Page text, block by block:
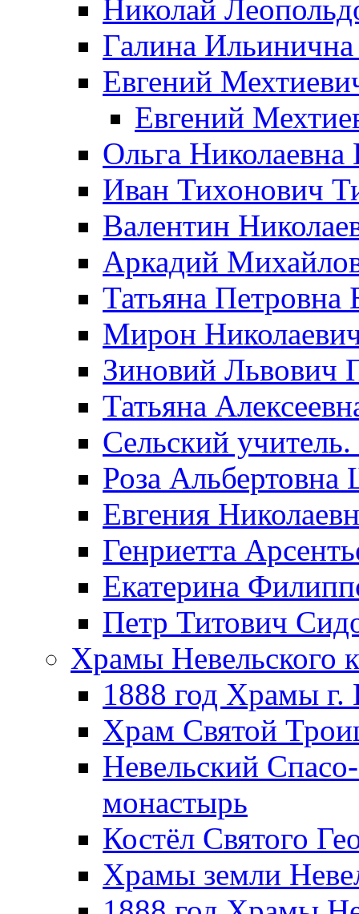
Николай
Галина
Евгений
Евгений
Ольга Николаевна
Иван Тихонович
Валентин
Аркадий
Татьяна Петровна
Мирон
Зиновий Львович
Татьяна
Сельский
Роза
Евгения
Генриетта
Екатерина
Петр Титович
Храмы Невельского
1888 год Храмы г.
Храм Святой
Невельский
монастырь
Костёл Святого
Храмы земли